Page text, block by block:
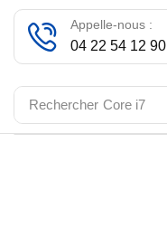
Rechercher Core i7
Appelle-nous :
04 22 54 12 90